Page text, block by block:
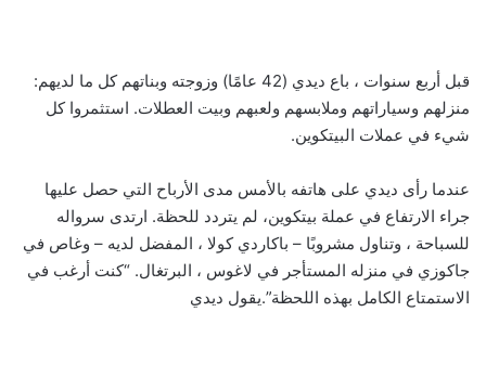
قبل أربع سنوات ، باع ديدي (42 عامًا) وزوجته وبناتهم كل ما لديهم:
منزلهم وسياراتهم وملابسهم ولعبهم وبيت العطلات. استثمروا كل
شيء في عملات البيتكوين.
عندما رأى ديدي على هاتفه بالأمس مدى الأرباح التي حصل عليها
جراء الارتفاع في عملة بيتكوين، لم يتردد للحظة. ارتدى سرواله
للسباحة ، وتناول مشروبًا – باكاردي كولا ، المفضل لديه – وغاص في
جاكوزي في منزله المستأجر في لاغوس ، البرتغال. “كنت أرغب في
الاستمتاع الكامل بهذه اللحظة”.يقول ديدي